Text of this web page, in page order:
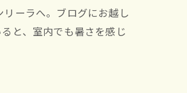
ーラへ。ブログにお越し
と、室内でも暑さを感じ